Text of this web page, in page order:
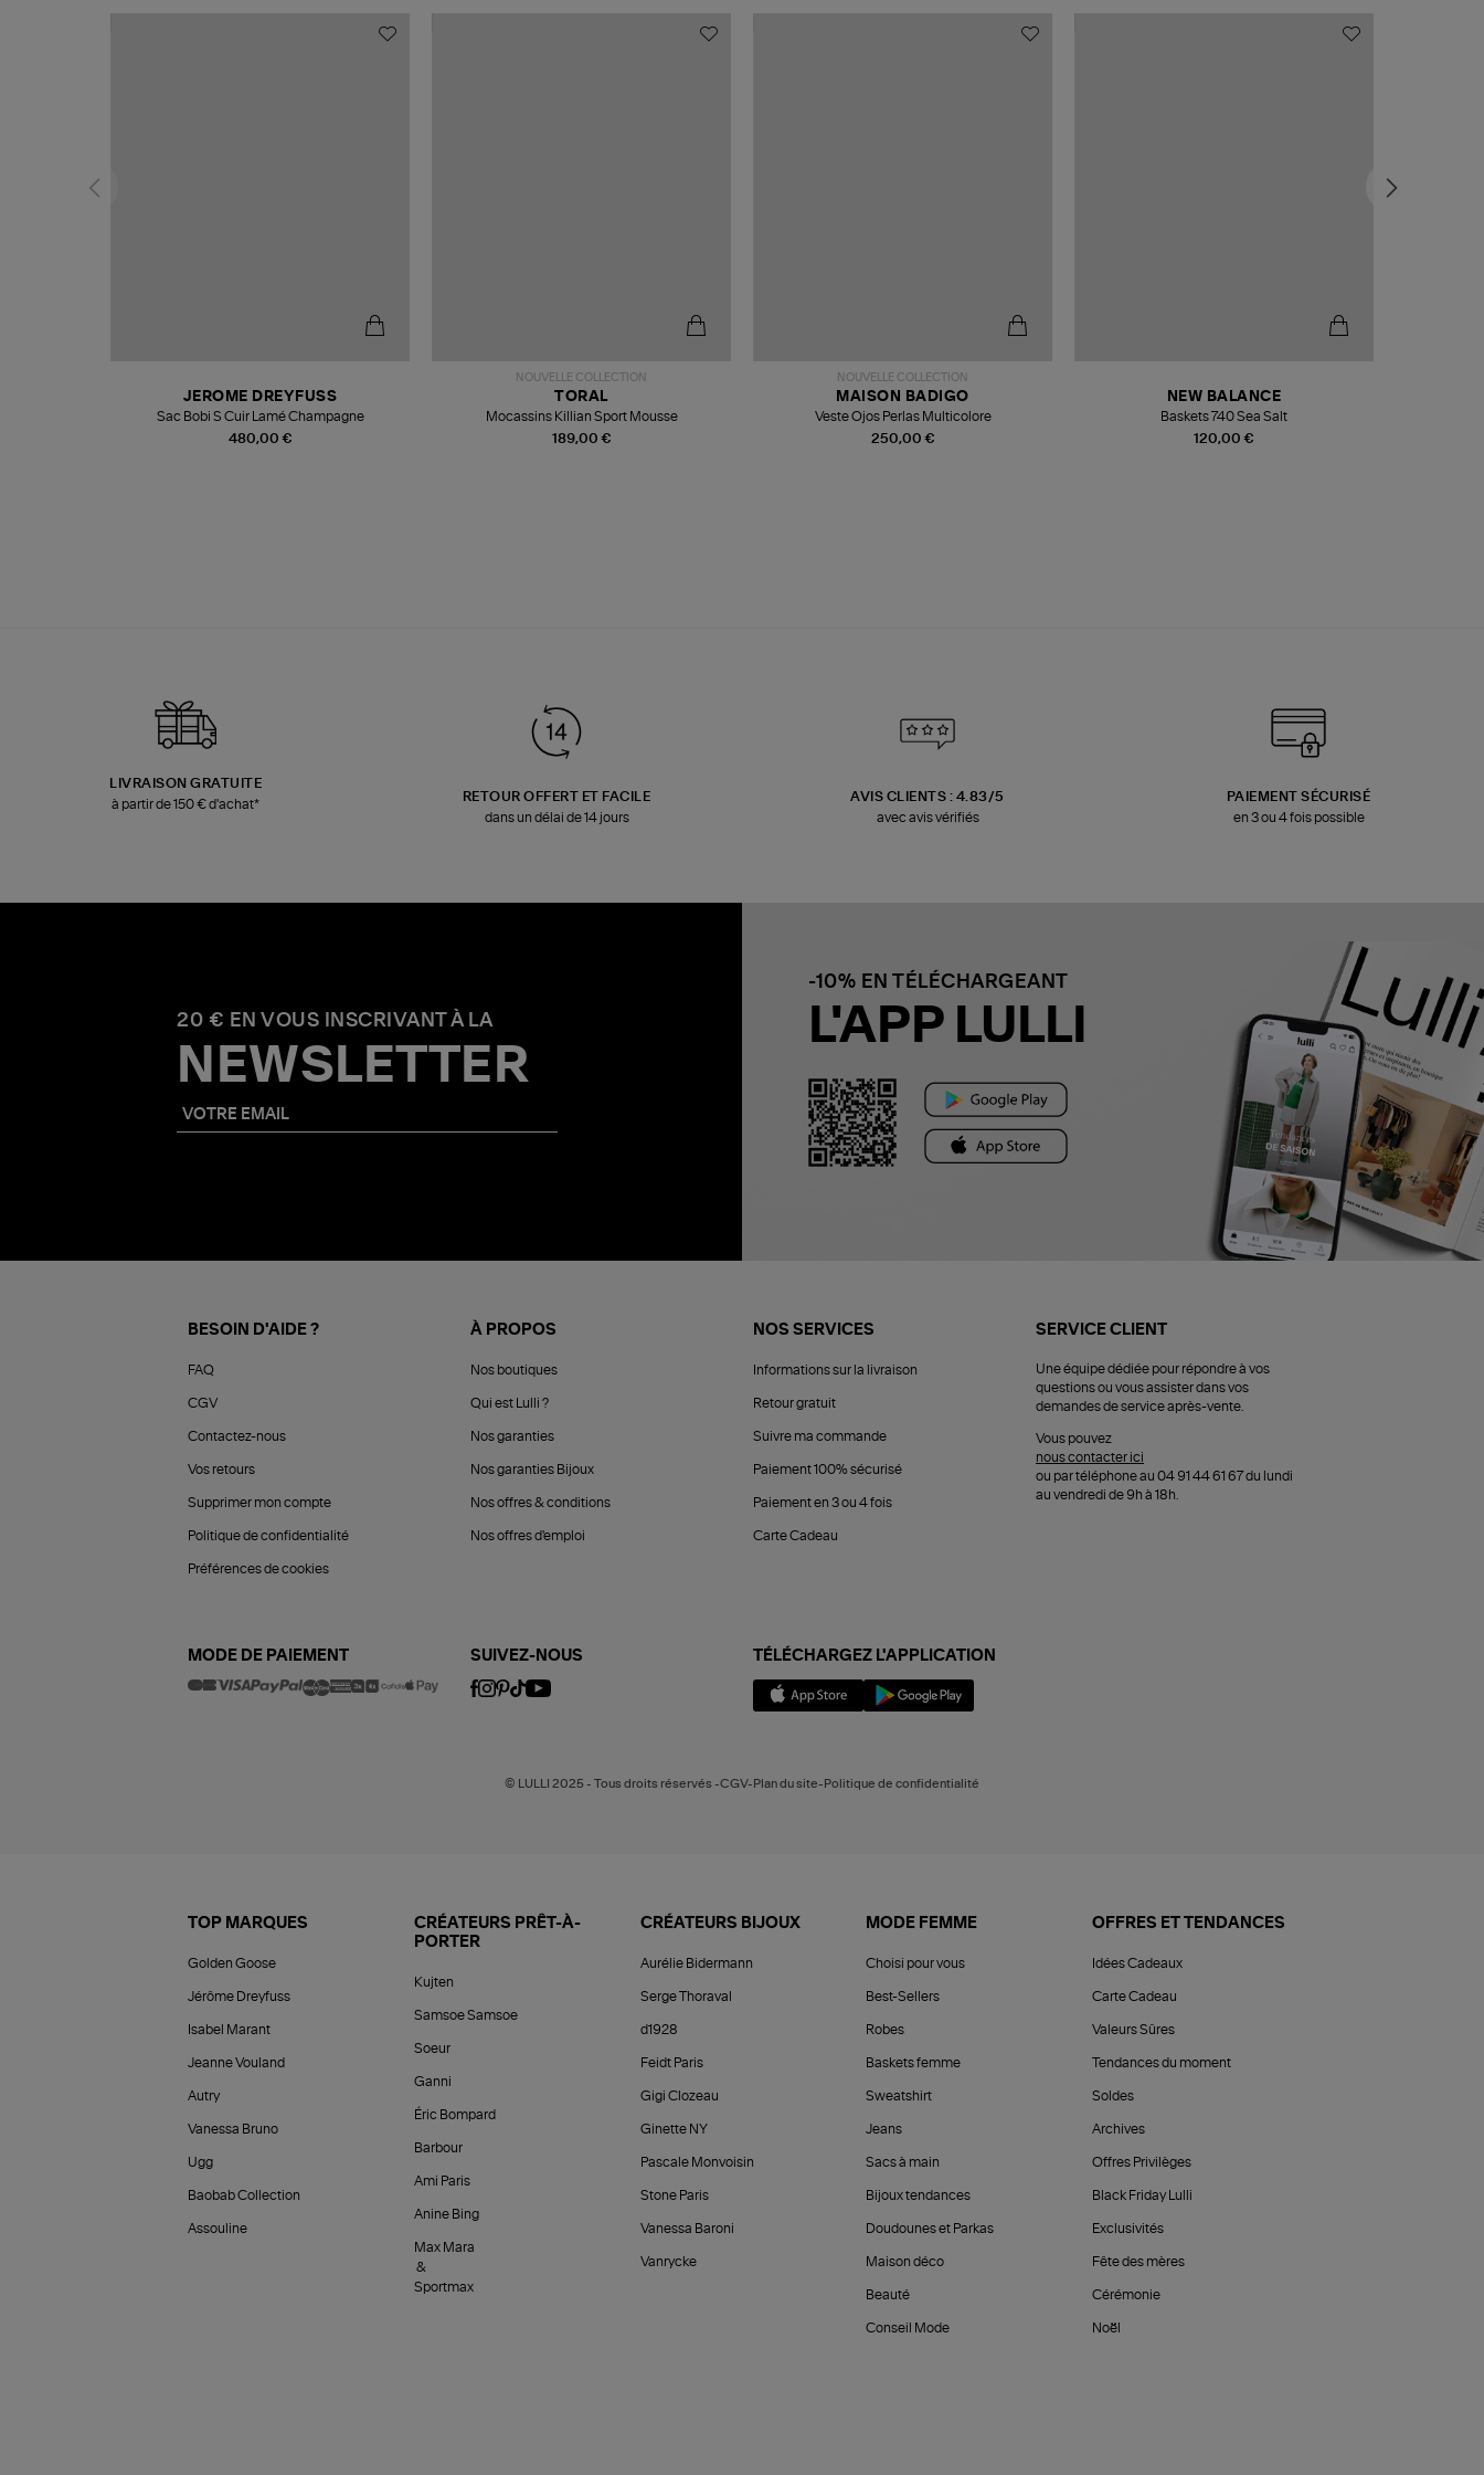
480,00 €
JEROME DREYFUSS
Sac Bobi S Cuir Lamé Champagne
NOUVELLE COLLECTION
189,00 €
TORAL
Mocassins Killian Sport Mousse
NOUVELLE COLLECTION
250,00 €
MAISON BADIGO
Veste Ojos Perlas Multicolore
120,00 €
NEW BALANCE
Baskets 740 Sea Salt
LIVRAISON GRATUITE
à partir de 150 € d'achat*
RETOUR OFFERT ET FACILE
dans un délai de 14 jours
AVIS CLIENTS : 4.83/5
avec avis vérifiés
PAIEMENT SÉCURISÉ
en 3 ou 4 fois possible
20 € EN VOUS INSCRIVANT À LA
NEWSLETTER
-10% EN TÉLÉCHARGEANT
L'APP LULLI
BESOIN D'AIDE ?
FAQ
CGV
Contactez-nous
Vos retours
Supprimer mon compte
Politique de confidentialité
Préférences de cookies
À PROPOS
Nos boutiques
Qui est Lulli ?
Nos garanties
Nos garanties Bijoux
Nos offres & conditions
Nos offres d'emploi
NOS SERVICES
Informations sur la livraison
Retour gratuit
Suivre ma commande
Paiement 100% sécurisé
Paiement en 3 ou 4 fois
Carte Cadeau
SERVICE CLIENT
Une équipe dédiée pour répondre à vos
questions ou vous assister dans vos
demandes de service après-vente.
Vous pouvez
nous contacter ici
ou par téléphone au 04 91 44 61 67 du lundi
au vendredi de 9h à 18h.
MODE DE PAIEMENT SUIVEZ-NOUS TÉLÉCHARGEZ L'APPLICATION
© LULLI 2025 - Tous droits réservés -CGV-Plan du site-Politique de confidentialité
TOP MARQUES
Golden Goose
Jérôme Dreyfuss
Isabel Marant
Jeanne Vouland
Autry
Vanessa Bruno
Ugg
Baobab Collection
Assouline
CRÉATEURS PRÊT-À-
PORTER
Kujten
Samsoe Samsoe
Soeur
Ganni
Éric Bompard
Barbour
Ami Paris
Anine Bing
Max Mara
&
Sportmax
CRÉATEURS BIJOUX
Aurélie Bidermann
Serge Thoraval
d1928
Feidt Paris
Gigi Clozeau
Ginette NY
Pascale Monvoisin
Stone Paris
Vanessa Baroni
Vanrycke
MODE FEMME
Choisi pour vous
Best-Sellers
Robes
Baskets femme
Sweatshirt
Jeans
Sacs à main
Bijoux tendances
Doudounes et Parkas
Maison déco
Beauté
Conseil Mode
OFFRES ET TENDANCES
Idées Cadeaux
Carte Cadeau
Valeurs Sûres
Tendances du moment
Soldes
Archives
Offres Privilèges
Black Friday Lulli
Exclusivités
Fête des mères
Cérémonie
Noël